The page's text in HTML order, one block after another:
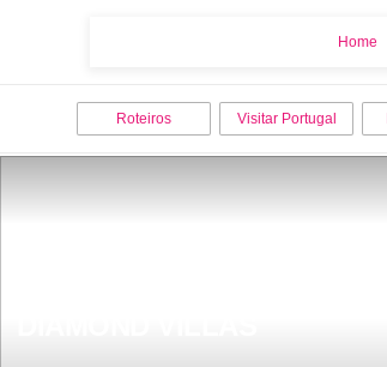
Home
Roteiros Visitar Portugal